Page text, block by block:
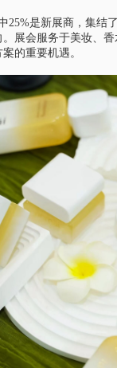
25%是新展商，集
展会服务于美妆、
的重要机遇。